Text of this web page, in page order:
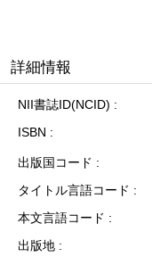
詳細情報
NII書誌ID(NCID)
ISBN
出版国コード
タイトル言語コード
本文言語コード
出版地